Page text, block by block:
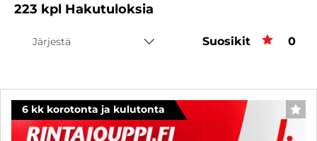
223 kpl Hakutuloksia
Järjestä Suosikit 0
6 kk korotonta ja kulutonta